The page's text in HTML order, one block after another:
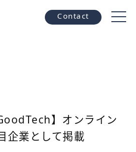
Contact
】オンライン
企業として掲載